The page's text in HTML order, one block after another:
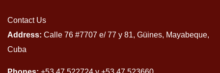
Contact Us
Address: Calle 76 #7707 e/ 77 y 81, Güines, Mayabeque,
Cuba